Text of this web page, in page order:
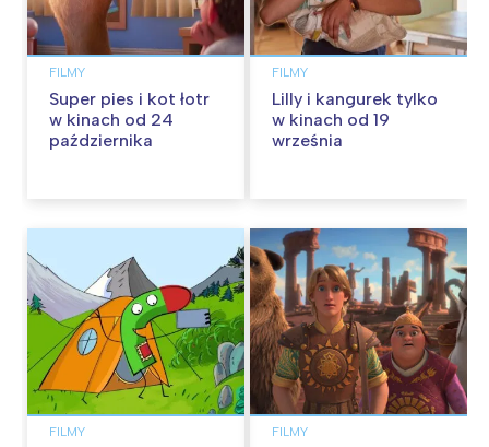
FILMY
Super pies i kot łotr
w kinach od 24
października
FILMY
Lilly i kangurek tylko
w kinach od 19
września
FILMY FILMY